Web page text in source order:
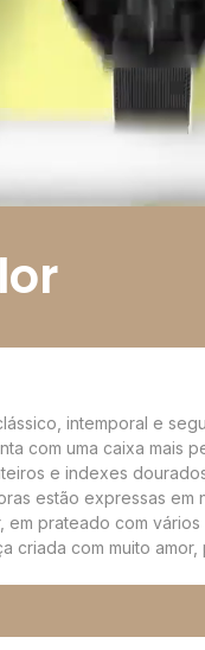
intemporal e
com uma caixa mais
e indexes
estão expressas em
prateado com vários
criada com muito amor,